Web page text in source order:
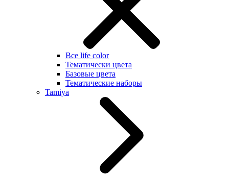
Все life color
Тематически цвета
Базовые цвета
Тематические наборы
Tamiya